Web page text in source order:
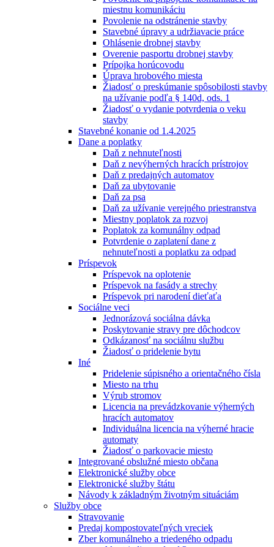
miestnu komunikáciu
Povolenie na odstránenie stavby
Stavebné úpravy a udržiavacie práce
Ohlásenie drobnej stavby
Overenie pasportu drobnej stavby
Prípojka horúcovodu
Úprava hrobového miesta
Žiadosť o preskúmanie spôsobilosti stavby
na užívanie podľa § 140d, ods. 1
Žiadosť o vydanie potvrdenia o veku
stavby
Stavebné konanie od 1.4.2025
Dane a poplatky
Daň z nehnuteľnosti
Daň z nevýherných hracích prístrojov
Daň z predajných automatov
Daň za ubytovanie
Daň za psa
Daň za užívanie verejného priestranstva
Miestny poplatok za rozvoj
Poplatok za komunálny odpad
Potvrdenie o zaplatení dane z
nehnuteľnosti a poplatku za odpad
Príspevok
Príspevok na oplotenie
Príspevok na fasády a strechy
Príspevok pri narodení dieťaťa
Sociálne veci
Jednorázová sociálna dávka
Poskytovanie stravy pre dôchodcov
Odkázanosť na sociálnu službu
Žiadosť o pridelenie bytu
Iné
Pridelenie súpisného a orientačného čísla
Miesto na trhu
Výrub stromov
Licencia na prevádzkovanie výherných
hracích automatov
Individuálna licencia na výherné hracie
automaty
Žiadosť o parkovacie miesto
Integrované obslužné miesto občana
Elektronické služby obce
Elektronické služby štátu
Návody k základným životným situáciám
Služby obce
Stravovanie
Predaj kompostovateľných vreciek
Zber komunálneho a triedeného odpadu